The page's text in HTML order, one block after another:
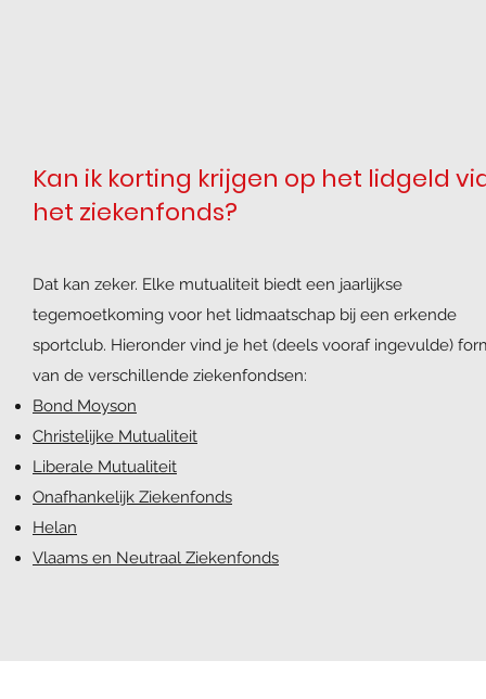
Kan ik korting krijgen op het lidgeld
het ziekenfonds?
Dat kan zeker. Elke mutualiteit biedt een jaarlijkse
tegemoetkoming voor het lidmaatschap bij een erkende
sportclub. Hieronder vind je het (deels vooraf ingevulde)
van de verschillende ziekenfondsen:
Bond Moyson
Christelijke Mutualiteit
Liberale Mutualiteit
Onafhankelijk Ziekenfonds
Helan
Vlaams en Neutraal Ziekenfonds